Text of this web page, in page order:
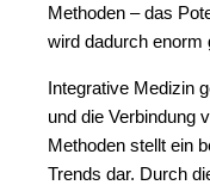
Methoden – das
wird dadurch enorm
Integrative Medizin
und die Verbindung
Methoden stellt ein
Trends dar. Durch